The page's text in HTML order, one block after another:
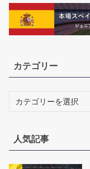
カテゴリー
ー
人気記事